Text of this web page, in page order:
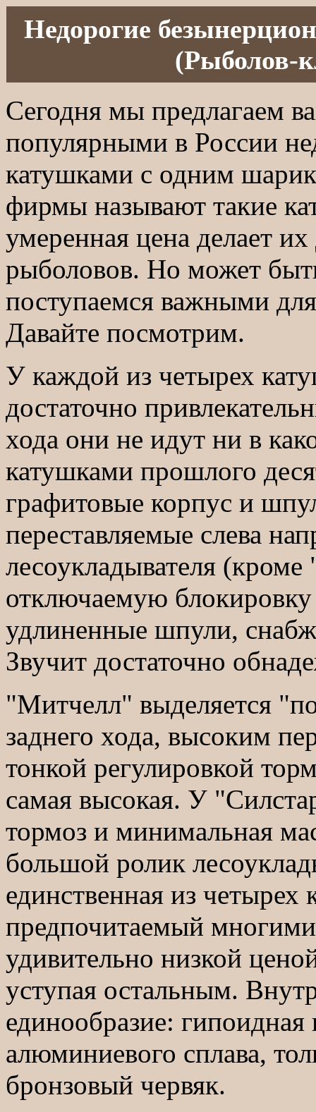
Недорогие
(Рыболов-
Сегодня мы предлагаем
популярными в России
катушками с одним
фирмы называют такие
умеренная цена делает
рыболовов. Но может
поступаемся важными
Давайте посмотрим.
У каждой из четырех
достаточно
хода они не идут ни в
катушками прошлого
графитовые корпус и
переставляемые слева
лесоукладывателя
отключаемую блокировку
удлиненные шпули,
Звучит достаточно
"Митчелл" выделяется
заднего хода, высоким
тонкой регулировкой
самая высокая. У
тормоз и минимальная
большой ролик
единственная из
предпочитаемый
удивительно низкой
уступая остальным.
единообразие:
алюминиевого сплава,
бронзовый червяк.